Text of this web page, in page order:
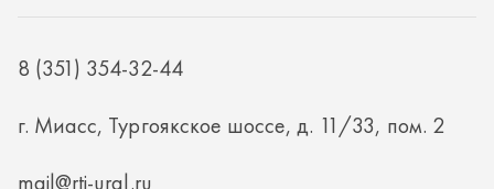
ИНН 7415101168
ОГРН 1187456037768
Политика конфиденциальности